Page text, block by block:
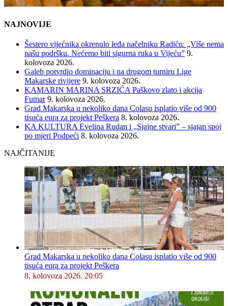
NAJNOVIJE
Šestero vijećnika okrenulo leđa načelniku Radiću: „Više nema
našu podršku. Nećemo biti sigurna ruka u Vijeću” 9.
kolovoza 2026.
Galeb potvrdio dominaciju i na drugom turniru Lige
Makarske rivijere 9. kolovoza 2026.
KAMARIN MARINA SRZIĆA Paškovo zlato i akcija
Fumar 9. kolovoza 2026.
Grad Makarska u nekoliko dana Colasu isplatio više od 900
tisuća eura za projekt Peškera 8. kolovoza 2026.
KA KULTURA Evelina Rudan i „Sjajne stvari” – sjajan spoj
po mjeri Podpeći 8. kolovoza 2026.
NAJČITANIJE
Grad Makarska u nekoliko dana Colasu isplatio više od 900
tisuća eura za projekt Peškera
8. kolovoza 2026. 20:05